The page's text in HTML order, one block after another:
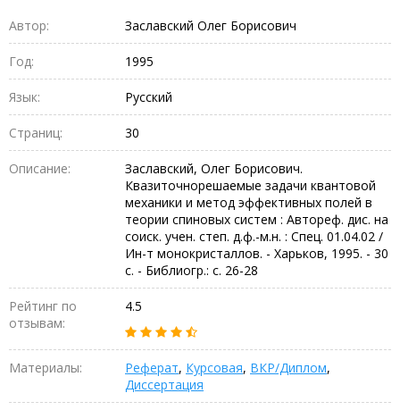
Автор: Заславский Олег Борисович
Год: 1995
Язык: Русский
Страниц: 30
Описание:
Заславский, Олег Борисович.
Квазиточнорешаемые задачи квантовой
механики и метод эффективных полей в
теории спиновых систем : Автореф. дис. на
соиск. учен. степ. д.ф.-м.н. : Спец. 01.04.02 /
Ин-т монокристаллов. - Харьков, 1995. - 30
с. - Библиогр.: с. 26-28
Рейтинг по
отзывам:
4.5
Материалы: Реферат, Курсовая, ВКР/Диплом,
Диссертация